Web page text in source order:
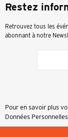
Restez
Retrouvez tous les
abonnant à notre
Pour en savoir plus
Données